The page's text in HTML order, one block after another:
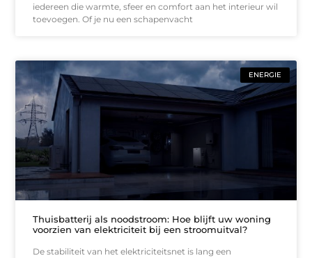
iedereen die warmte, sfeer en comfort aan het interieur wil
toevoegen. Of je nu een schapenvacht
ENERGIE
Thuisbatterij als noodstroom: Hoe blijft uw woning
voorzien van elektriciteit bij een stroomuitval?
De stabiliteit van het elektriciteitsnet is lang een